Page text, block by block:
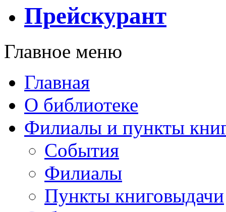
Прейскурант
Главное меню
Главная
О библиотеке
Филиалы и пункты
События
Филиалы
Пункты книговыдачи